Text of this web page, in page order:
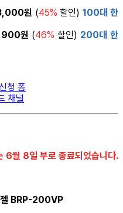
원 (45% 할인) 100대 한
원 (46% 할인) 200대 한
청 폼
채널
6월 8일 부로 종료되었습니다.
젤 BRP-200VP